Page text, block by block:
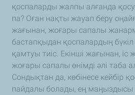
қоспаларды жалпы алғанда
па? Оған нақты жауап беру
жағынан, жоғары сапалы
бастапқыдан қоспалардың бүкіл
қамтуы тиіс. Екінші жағынан, іс
жоғары сапалы өнімді әлі таба
Сондықтан да, көбінесе кейбір
пайдалы болады, ең маңыздысы